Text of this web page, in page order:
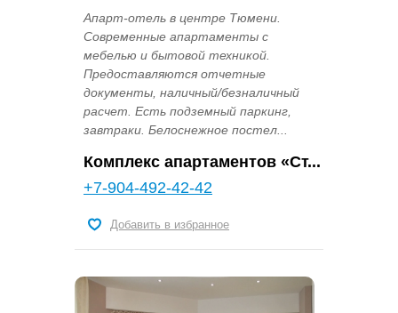
Апарт-отель в центре Тюмени.
Современные апартаменты с
мебелью и бытовой техникой.
Предоставляются отчетные
документы, наличный/безналичный
расчет. Есть подземный паркинг,
завтраки. Белоснежное постел...
Комплекс апартаментов «Ст...
+7-904-492-42-42
Добавить в избранное